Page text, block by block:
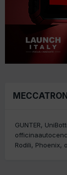
GUNTER UniBotti
Rodili
Phoenix